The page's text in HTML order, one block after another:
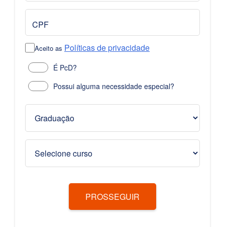
CPF
Aceito as Políticas de privacidade
É PcD?
Possui alguma necessidade especial?
PROSSEGUIR